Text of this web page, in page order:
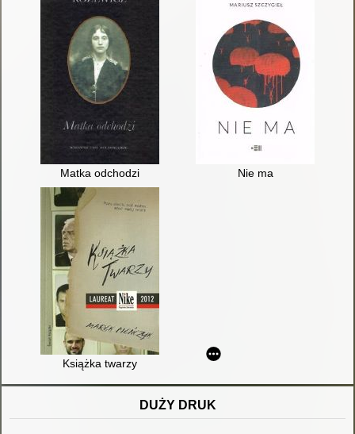
Matka odchodzi Nie ma
Książka twarzy
DUŻY DRUK